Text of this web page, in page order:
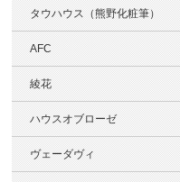
タウハウス（熊野化粧筆）
AFC
綾花
ハウスオブローゼ
ヴェーダヴィ